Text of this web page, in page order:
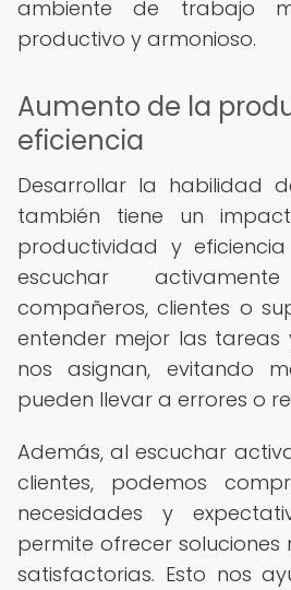
ambiente de trabajo
productivo y armonioso.
Aumento de la
eficiencia
Desarrollar la habilidad
también tiene un
productividad y
escuchar
compañeros, clientes o
entender mejor las tareas
nos asignan, evitando
pueden llevar a errores o
Además, al escuchar
clientes, podemos
necesidades y
permite ofrecer
satisfactorias. Esto nos